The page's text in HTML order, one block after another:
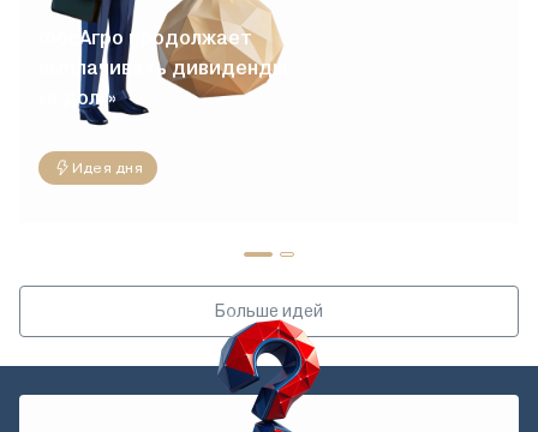
ФосАгро продолжает
выплачивать дивиденды
«в долг»
Идея дня
Больше идей